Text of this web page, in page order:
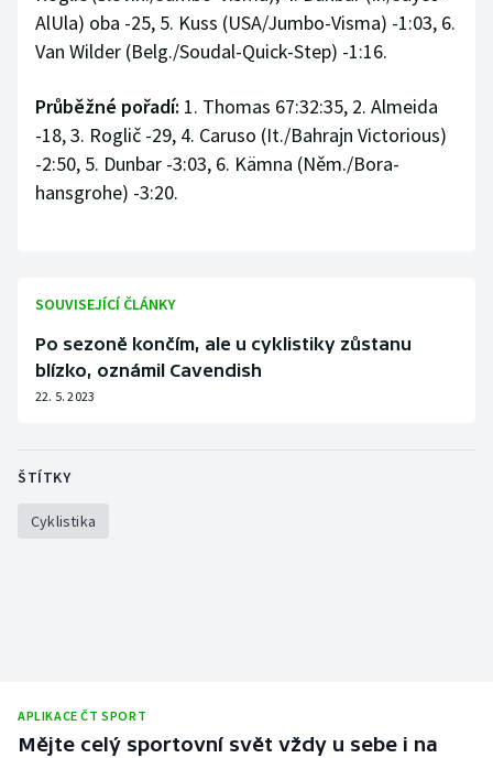
Vodní slalom
Ostatní
AlUla) oba -25, 5. Kuss (USA/Jumbo-Visma) -1:03, 6.
Van Wilder (Belg./Soudal-Quick-Step) -1:16.
Průběžné pořadí: 1. Thomas 67:32:35, 2. Almeida
-18, 3. Roglič -29, 4. Caruso (It./Bahrajn Victorious)
-2:50, 5. Dunbar -3:03, 6. Kämna (Něm./Bora-
hansgrohe) -3:20.
SOUVISEJÍCÍ ČLÁNKY
Po sezoně končím, ale u cyklistiky zůstanu
blízko, oznámil Cavendish
22. 5. 2023
ŠTÍTKY
Cyklistika
APLIKACE ČT SPORT
Mějte celý sportovní svět vždy u sebe i na